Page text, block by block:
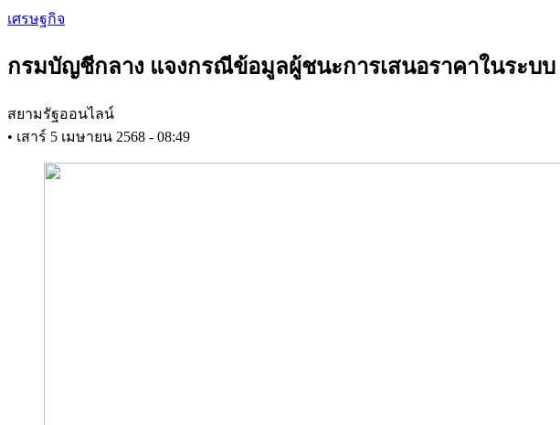
Skip
content
เศรษฐกิจ
กรมบัญชีกลาง แจงกรณีข้อมูลผู้ชนะการเสนอราคาในระบ
สยามรัฐออนไลน์
• เสาร์ 5 เมษายน 2568 - 08:49